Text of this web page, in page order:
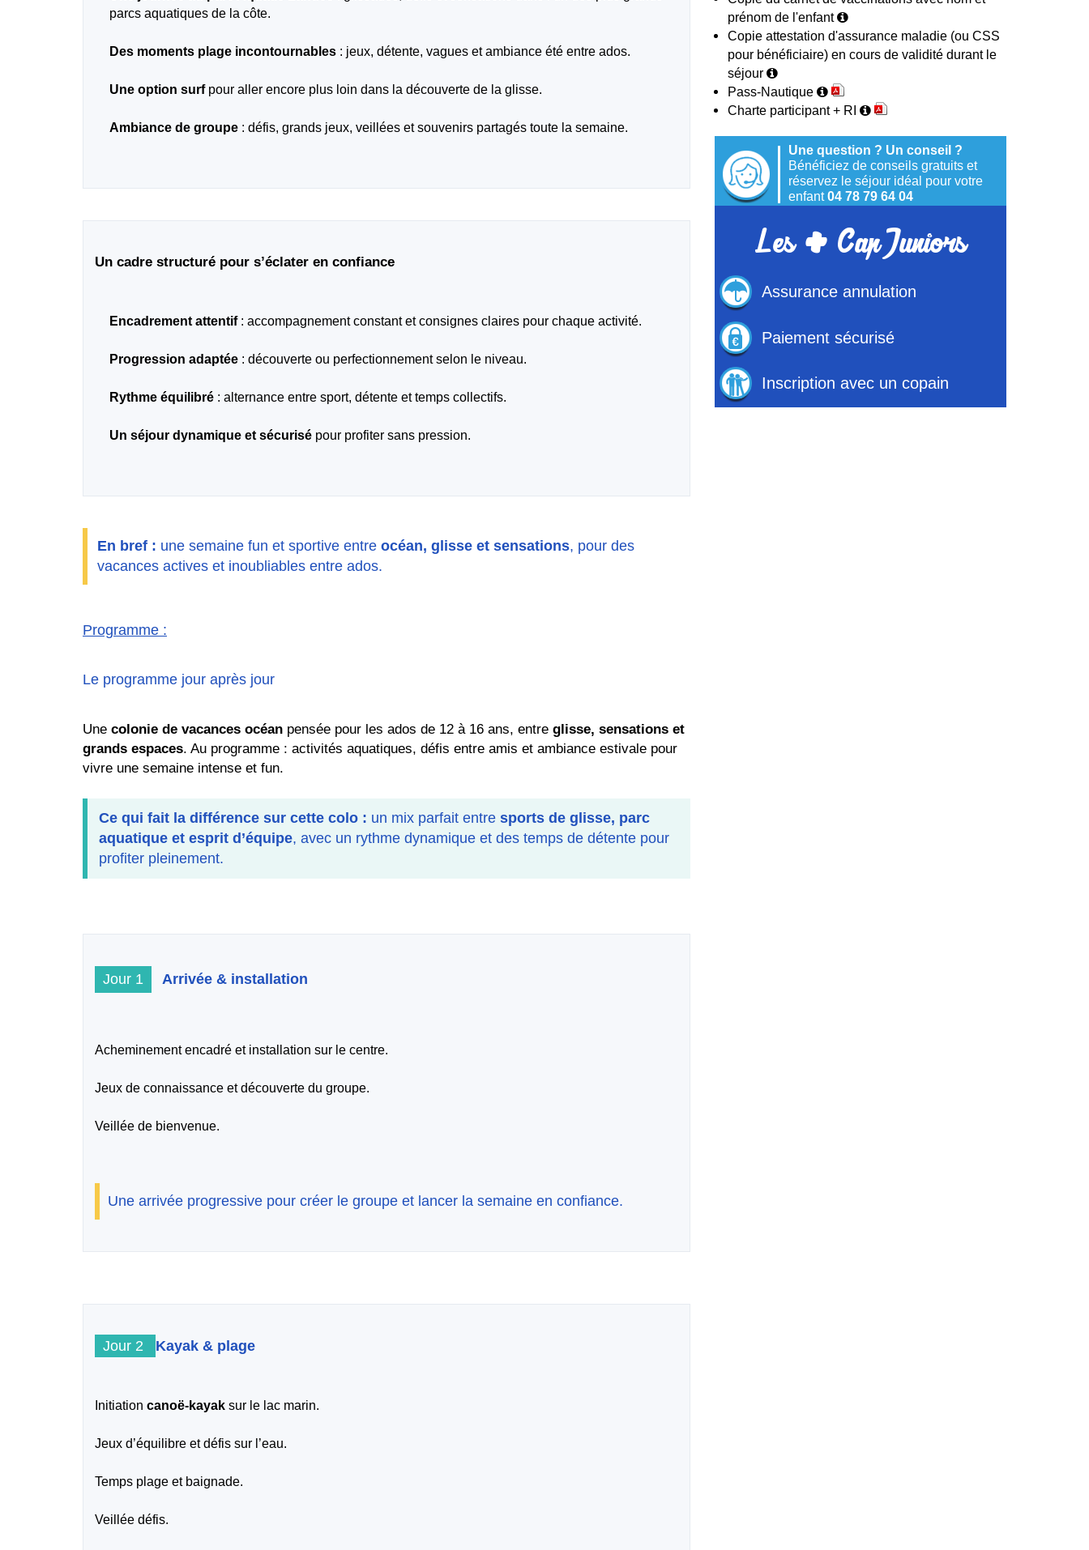
parcs aquatiques de la côte.
Des moments plage incontournables : jeux, détente, vagues et ambiance été entre ados.
Une option surfpour aller encore plus loin dans la découverte de la glisse.
Ambiance de groupe : défis, grands jeux, veillées et souvenirs partagés toute la semaine.
Un cadre structuré pour s’éclater en confiance
Encadrement attentif: accompagnement constant et consignes claires pour chaque activité.
Progression adaptée : découverte ou perfectionnement selon le niveau.
Rythme équilibré : alternance entre sport, détente et temps collectifs.
Un séjour dynamique et sécurisé pour profiter sans pression.
En bref : une semaine fun et sportive entre océan, glisse et sensations, pour des
vacances actives et inoubliables entre ados.
Programme :
Le programme jour après jour
Une colonie de vacances océan pensée pour les ados de 12 à 16 ans, entre glisse, sensations et
grands espaces. Au programme : activités aquatiques, défis entre amis et ambiance estivale pour
vivre une semaine intense et fun.
Ce qui fait la différence sur cette colo : un mix parfait entre sports de glisse, parc
aquatique et esprit d’équipe, avec un rythme dynamique et des temps de détente pour
profiter pleinement.
Jour 1 Arrivée & installation
Acheminement encadré et installation sur le centre.
Jeux de connaissance et découverte du groupe.
Veillée de bienvenue.
Une arrivée progressive pour créer le groupe et lancer la semaine en confiance.
Jour 2 Kayak & plage
Initiation canoë-kayak sur le lac marin.
Jeux d’équilibre et défis sur l’eau.
Temps plage et baignade.
Veillée défis.
prénom de l'enfant
Copie attestation d'assurance maladie (ou CSS
pour bénéficiaire) en cours de validité durant le
séjour
Pass-Nautique
Charte participant + RI
Une question ? Un conseil ?
Bénéficiez de conseils gratuits et
réservez le séjour idéal pour votre
enfant04 78 79 64 04
Les+Cap Juniors
Assurance annulation
Paiement sécurisé
Inscription avec un copain